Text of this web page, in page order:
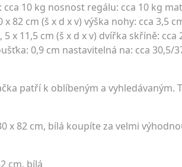
10 kg nosnost regálu: cca 10 kg
82 cm (š x d x v) výška nohy: cca 3,5
x 11,5 cm (š x d x v) dvířka skříně: cca
0,9 cm nastavitelná na: cca 30,5/
patří k oblíbeným a vyhledávaným.
x 82 cm, bílá koupíte za velmi
cm, bílá